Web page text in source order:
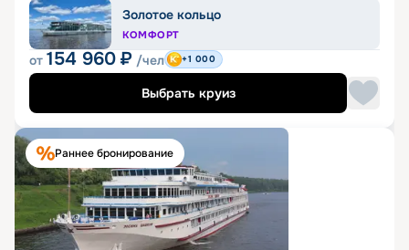
Золотое кольцо
КОМФОРТ
от 154 960 ₽ /чел +1 000
Выбрать круиз
Раннее бронирование